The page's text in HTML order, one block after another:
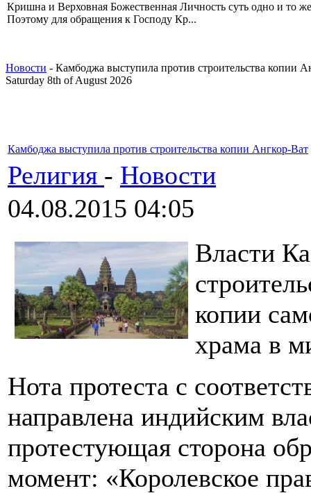
Кришна и Верховная Божественная Личность суть одно и то
Поэтому для обращения к Господу Кр...
Новости - Камбоджа выступила против строительства копии
Saturday 8th of August 2026
Камбоджа выступила против строительства копии Ангкор-Ват
Религия - Новости
04.08.2015 04:05
Власти
копии
храма в
Нота протеста с
направлена индийским
протестующая сторона
момент: «Королевское